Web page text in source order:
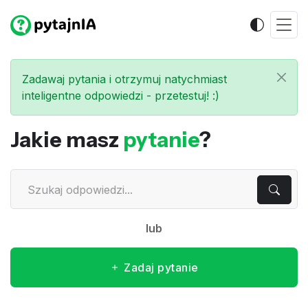
Zadawaj pytania i otrzymuj natychmiast
inteligentne odpowiedzi - przetestuj! :)
Jakie masz pytanie?
lub
Zadaj pytanie